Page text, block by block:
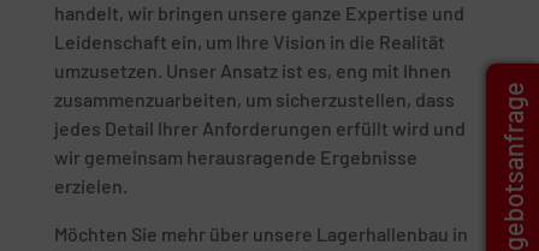
handelt, wir bringen unsere ganze Expertise und
Leidenschaft ein, um Ihre Vision in die Realität
umzusetzen. Unser Ansatz ist es, eng mit Ihnen
zusammenzuarbeiten, um sicherzustellen, dass
jedes Detail Ihrer Anforderungen erfüllt wird und
wir gemeinsam herausragende Ergebnisse
erzielen.
Möchten Sie mehr über unsere Lagerhallenbau in
Angebotsanfrage